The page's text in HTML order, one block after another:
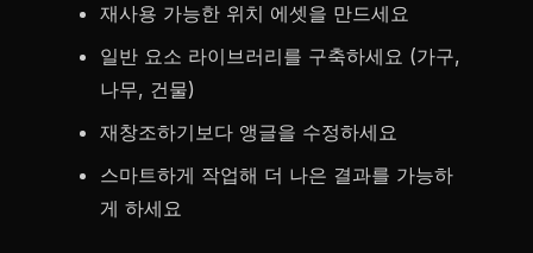
재사용 가능한 위치 에셋을 만드세요
일반 요소 라이브러리를 구축하세요 (가구,
나무, 건물)
재창조하기보다 앵글을 수정하세요
스마트하게 작업해 더 나은 결과를 가능하
게 하세요